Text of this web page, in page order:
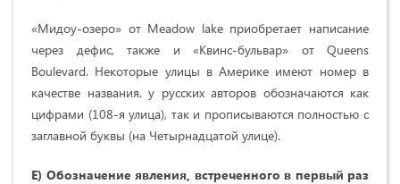
«Мидоу-озеро» от Meadow lake приобретает написание
через дефис, также и «Квинс-бульвар» от Queens
Boulevard. Некоторые улицы в Америке имеют номер в
качестве названия, у русских авторов обозначаются как
цифрами (108-я улица), так и прописываются полностью с
заглавной буквы (на Четырнадцатой улице).
Е) Обозначение явления, встреченного в первый раз